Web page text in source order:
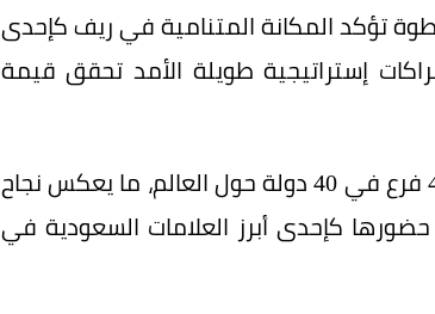
مليون ريال على 5 سنوات، في خطوة تؤكد المكانة المتنامية في ريف كإحدى
إستراتيجية طويلة الأمد تحقق قيمة
وتواصل ريف توسعها محلياً وعالمياً، إذ تمتلك أكثر من 400 فرع في 40 دولة حول العالم، ما يعكس نجاح
كإحدى أبرز العلامات السعودية في